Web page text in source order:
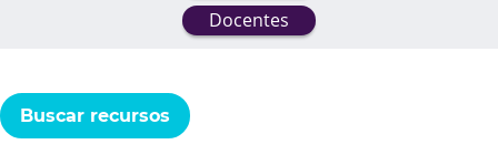
Docentes
Buscar recursos